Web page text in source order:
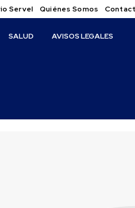
Servel Quiénes Somos
SALUD AVISOS LEGALES